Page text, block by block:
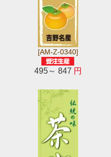
[AM-Z-0340]
495～ 847 円